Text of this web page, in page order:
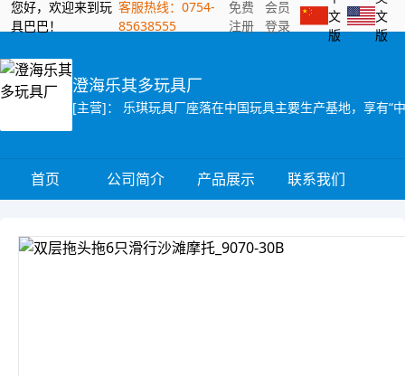
您好，欢迎来到玩
具巴巴！
客服热线：0754-
85638555
免费
注册
会员
登录
文
版
文
版
澄海乐其多玩具厂
首页 公司简介 产品展示 联系我们